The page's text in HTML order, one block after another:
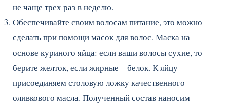
не чаще трех раз в неделю.
Обеспечивайте своим волосам питание, это можно
сделать при помощи масок для волос. Маска на
основе куриного яйца: если ваши волосы сухие, то
берите желток, если жирные – белок. К яйцу
присоединяем столовую ложку качественного
оливкового масла. Полученный состав наносим